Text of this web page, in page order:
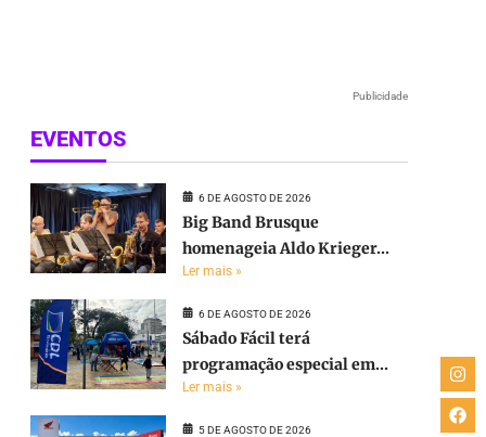
Publicidade
EVENTOS
6 DE AGOSTO DE 2026
Big Band Brusque
homenageia Aldo Krieger...
Ler mais »
6 DE AGOSTO DE 2026
Sábado Fácil terá
programação especial em...
Ler mais »
5 DE AGOSTO DE 2026